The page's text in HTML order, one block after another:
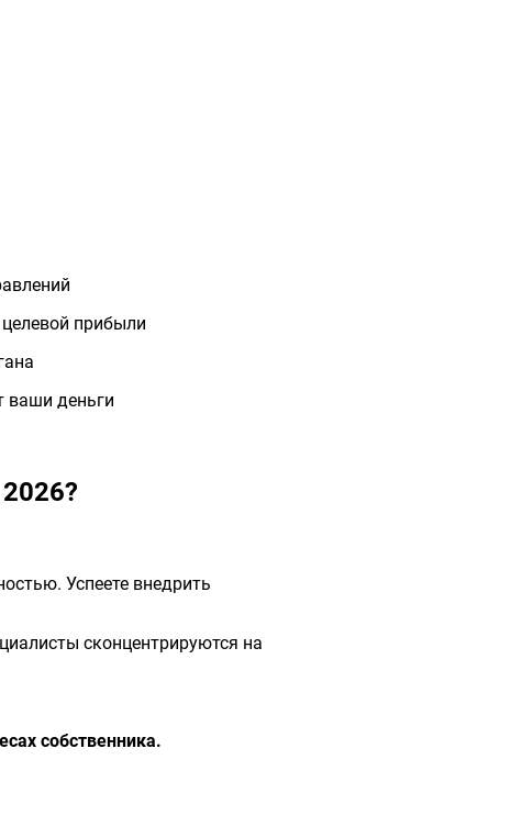
прибыли
ваши деньги
Успеете внедрить
сконцентрируются на
собственника.